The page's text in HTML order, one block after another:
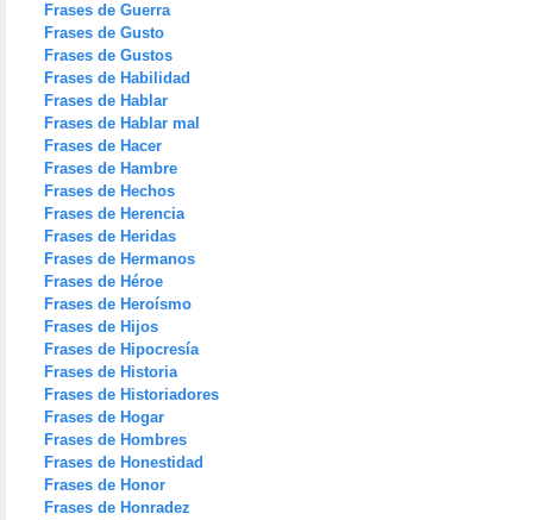
Frases de Guerra
Frases de Gusto
Frases de Gustos
Frases de Habilidad
Frases de Hablar
Frases de Hablar mal
Frases de Hacer
Frases de Hambre
Frases de Hechos
Frases de Herencia
Frases de Heridas
Frases de Hermanos
Frases de Héroe
Frases de Heroísmo
Frases de Hijos
Frases de Hipocresía
Frases de Historia
Frases de Historiadores
Frases de Hogar
Frases de Hombres
Frases de Honestidad
Frases de Honor
Frases de Honradez